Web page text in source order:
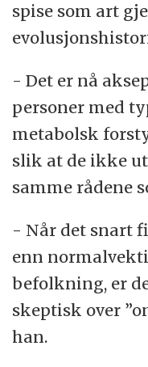
spise som art
- Det er nå
personer med
metabolsk
slik at de ikke
samme rådene
- Når det snart
enn
befolkning, er
skeptisk over
han.